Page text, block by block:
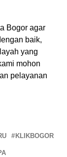
Bogor agar
baik,
yang
mohon
pelayanan
KLIKBOGOR